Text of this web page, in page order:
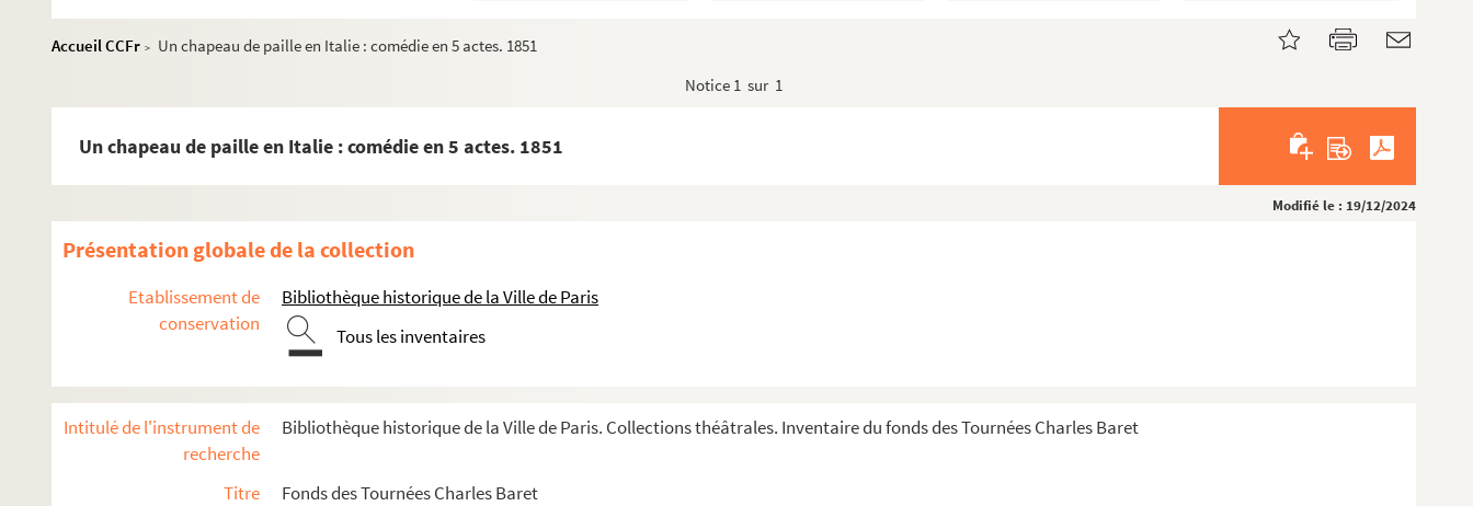
Accueil CCFr >
Un chapeau de paille en Italie : comédie en 5 actes. 1851
Notice 1 sur 1
Un chapeau de paille en Italie : comédie en 5 actes. 1851
Modifié le : 19/12/2024
Présentation globale de la collection
Etablissement de
conservation
Bibliothèque historique de la Ville de Paris
Tous les inventaires
Intitulé de l'instrument de
recherche
Bibliothèque historique de la Ville de Paris. Collections théâtrales. Inventaire du fonds des Tournées Charles Baret
Titre
Fonds des Tournées Charles Baret
La bride sur le cou : comédie musicale en 3 actes. 1947
Ça... ! : comédie en 3 actes. 1924
Cabrioles : pièce en 4 actes. 1932
La cage aux folles. 1973
La camomille : comédie en 1 acte.
La captive : pièce en 3 actes. 1920